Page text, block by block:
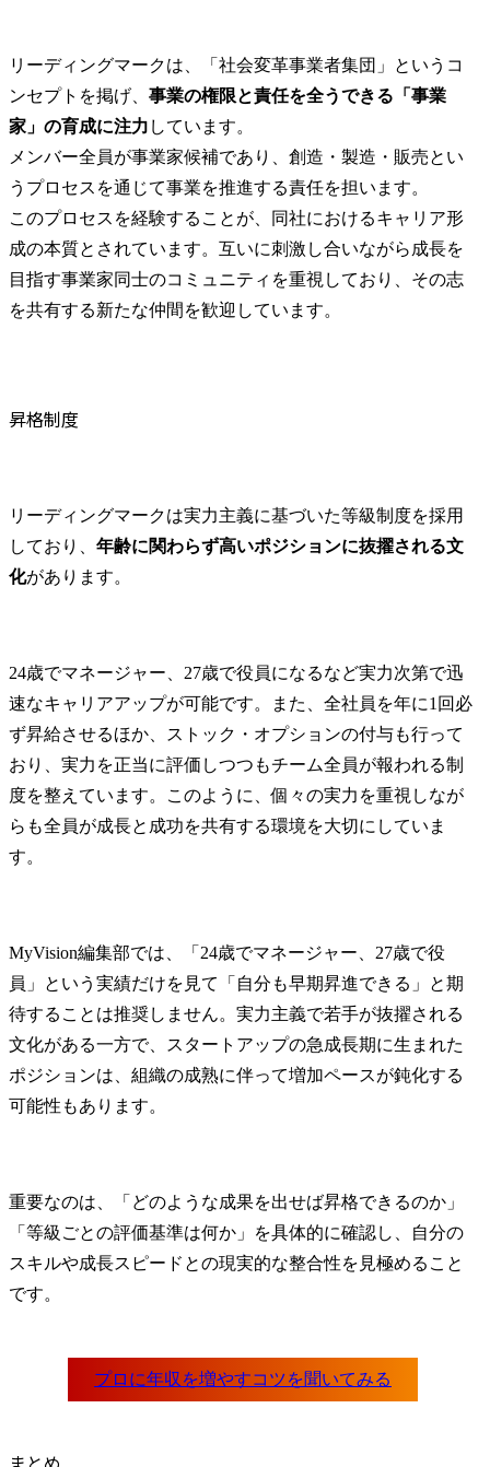
リーディングマークは、「社会変革事業者集団」というコ
ンセプトを掲げ、 事業の権限と責任を全うできる「事業
家」の育成に注力 しています。
メンバー全員が事業家候補であり、創造・製造・販売とい
うプロセスを通じて事業を推進する責任を担います。
このプロセスを経験することが、同社におけるキャリア形
成の本質とされています。互いに刺激し合いながら成長を
目指す事業家同士のコミュニティを重視しており、その志
を共有する新たな仲間を歓迎しています。
昇格制度
リーディングマークは実力主義に基づいた等級制度を採用
しており、 年齢に関わらず高いポジションに抜擢される文
化があります。
24歳でマネージャー、27歳で役員になるなど実力次第で迅
速なキャリアアップが可能です。また、全社員を年に1回必
ず昇給させるほか、ストック・オプションの付与も行って
おり、実力を正当に評価しつつもチーム全員が報われる制
度を整えています。このように、個々の実力を重視しなが
らも全員が成長と成功を共有する環境を大切にしていま
す。
MyVision編集部では、「24歳でマネージャー、27歳で役
員」という実績だけを見て「自分も早期昇進できる」と期
待することは推奨しません。実力主義で若手が抜擢される
文化がある一方で、スタートアップの急成長期に生まれた
ポジションは、組織の成熟に伴って増加ペースが鈍化する
可能性もあります。
重要なのは、「どのような成果を出せば昇格できるのか」
「等級ごとの評価基準は何か」を具体的に確認し、自分の
スキルや成長スピードとの現実的な整合性を見極めること
です。